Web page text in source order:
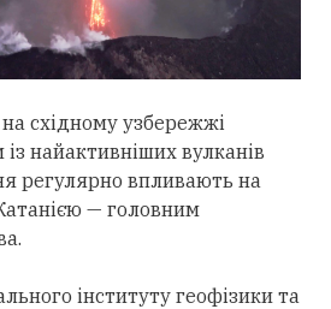
східному узбережжі
найактивніших вулканів
регулярно впливають на
— головним
інституту геофізики та